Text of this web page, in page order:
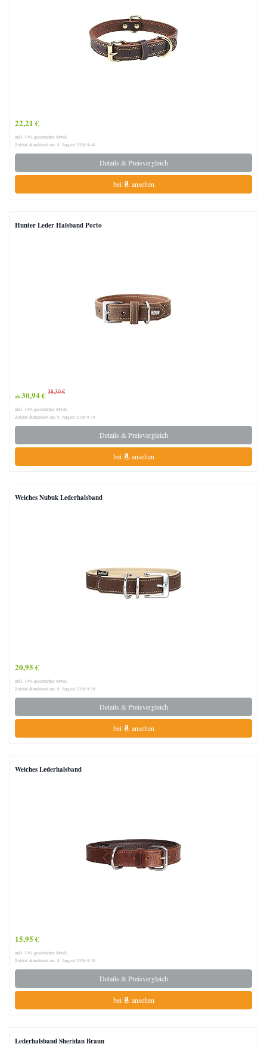
22,21 €
inkl. 19% gesetzlicher MwSt.
Zuletzt aktualisiert am: 8. August 2026 9:40
Details & Preisvergleich
bei ansehen
Hunter Leder Halsband Porto
ab 30,94 € 38,30 €
inkl. 19% gesetzlicher MwSt.
Zuletzt aktualisiert am: 8. August 2026 9:38
Details & Preisvergleich
bei ansehen
Weiches Nubuk Lederhalsband
20,95 €
inkl. 19% gesetzlicher MwSt.
Zuletzt aktualisiert am: 8. August 2026 9:38
Details & Preisvergleich
bei ansehen
Weiches Lederhalsband
15,95 €
inkl. 19% gesetzlicher MwSt.
Zuletzt aktualisiert am: 8. August 2026 9:38
Details & Preisvergleich
bei ansehen
Lederhalsband Sheridan Braun